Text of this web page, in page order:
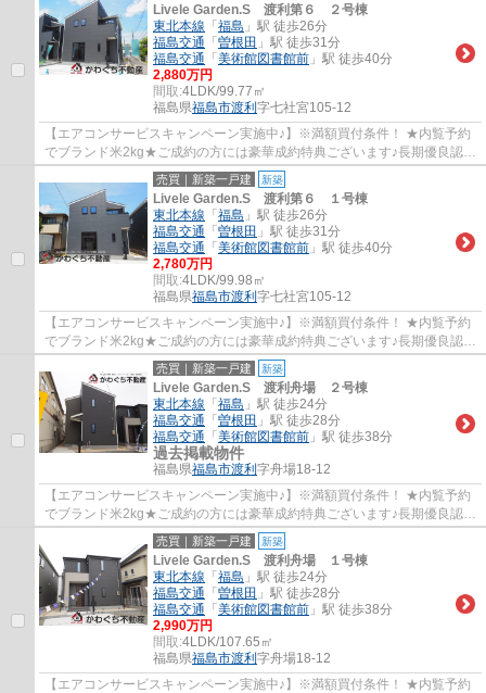
Livele Garden.S 渡利第６ ２号棟
東北本線 「 福島 」駅 徒歩26分
福島交通 「 曽根田 」駅 徒歩31分
福島交通 「 美術館図書館前 」駅 徒歩40分
2,880万円
間取:4LDK/99.77㎡
福島県福島市渡利 字七社宮105-12
【エアコンサービスキャンペーン実施中♪】※満額買付条件！ ★内覧予約
でブランド米2kg★ご成約の方には豪華成約特典ございます♪長期優良認定
住宅！税制優遇あり！みらいエコ補助金75万...
売買｜新築一戸建 新築
Livele Garden.S 渡利第６ １号棟
東北本線 「 福島 」駅 徒歩26分
福島交通 「 曽根田 」駅 徒歩31分
福島交通 「 美術館図書館前 」駅 徒歩40分
2,780万円
間取:4LDK/99.98㎡
福島県福島市渡利 字七社宮105-12
【エアコンサービスキャンペーン実施中♪】※満額買付条件！ ★内覧予約
でブランド米2kg★ご成約の方には豪華成約特典ございます♪長期優良認定
住宅！税制優遇あり！みらいエコ補助金75万...
売買｜新築一戸建 新築
Livele Garden.S 渡利舟場 ２号棟
東北本線 「 福島 」駅 徒歩24分
福島交通 「 曽根田 」駅 徒歩28分
福島交通 「 美術館図書館前 」駅 徒歩38分
過去掲載物件
福島県福島市渡利 字舟場18-12
【エアコンサービスキャンペーン実施中♪】※満額買付条件！ ★内覧予約
でブランド米2kg★ご成約の方には豪華成約特典ございます♪長期優良認定
住宅！税制優遇あり！みらいエコ補助金75万...
売買｜新築一戸建 新築
Livele Garden.S 渡利舟場 １号棟
東北本線 「 福島 」駅 徒歩24分
福島交通 「 曽根田 」駅 徒歩28分
福島交通 「 美術館図書館前 」駅 徒歩38分
2,990万円
間取:4LDK/107.65㎡
福島県福島市渡利 字舟場18-12
【エアコンサービスキャンペーン実施中♪】※満額買付条件！ ★内覧予約